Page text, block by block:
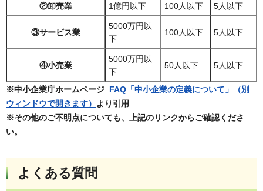
②卸売業 1億円以下 100人以下 5人以下
③サービス業
5000万円以
下
100人以下 5人以下
④小売業
5000万円以
下
50人以下 5人以下
※中小企業庁ホームページ FAQ「中小企業の定義について」（別
ウィンドウで開きます）
より引用
※その他のご不明点についても、上記のリンクからご確認くださ
い。
よくある質問